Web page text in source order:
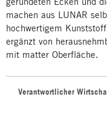
machen aus LUNAR
hochwertigem
ergänzt von
mit matter Oberfläche.
Verantwortlicher